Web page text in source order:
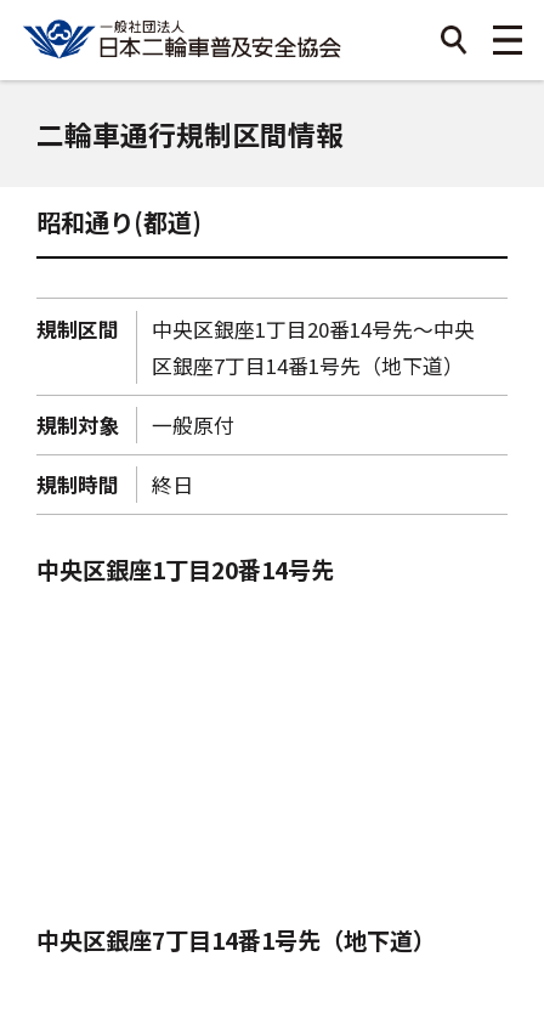
二輪車通行規制区間情報
昭和通り(都道)
規制区間
中央区銀座1丁目20番14号先～中央
区銀座7丁目14番1号先（地下道）
規制対象 一般原付
規制時間 終日
中央区銀座1丁目20番14号先
中央区銀座7丁目14番1号先（地下道）